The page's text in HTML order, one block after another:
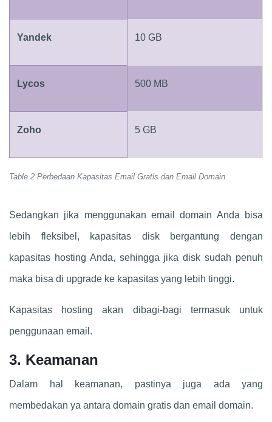
Table 2 Perbedaan Kapasitas Email Gratis dan Email Domain
Yandek 10 GB
Lycos 500 MB
Zoho 5 GB
Sedangkan jika menggunakan email domain Anda bisa
lebih fleksibel, kapasitas disk bergantung dengan
kapasitas hosting Anda, sehingga jika disk sudah penuh
maka bisa di upgrade ke kapasitas yang lebih tinggi.
Kapasitas hosting akan dibagi-bagi termasuk untuk
penggunaan email.
3. Keamanan
Dalam hal keamanan, pastinya juga ada yang
membedakan ya antara domain gratis dan email domain.